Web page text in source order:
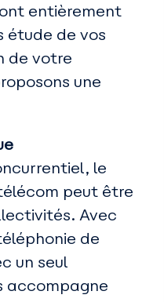
entièrement
étude de vos
de votre
une
le
peut être
Avec
de
un seul
accompagne